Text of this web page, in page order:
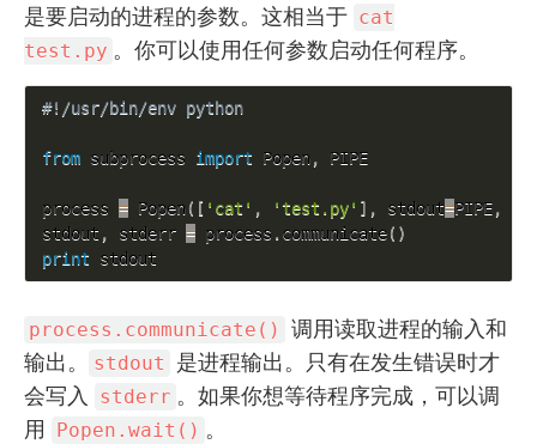
是要启动的进程的参数。这相当于 cat
test.py 。你可以使用任何参数启动任何程序。
#!/usr/bin/env python
from subprocess import Popen, PIPE
process = Popen( [ 'cat' , 'test.py' ] , stdout=PIPE,
stdout , stderr = process . communicate( )
print stdout
process.communicate()
调用读取进程的输入和
输出。
stdout
是进程输出。只有在发生错误时才
会写入
stderr 。如果你想等待程序完成，可以调
用
Popen.wait() 。